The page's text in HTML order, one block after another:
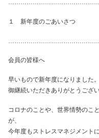
１ 新年度のごあいさつ
会員の皆様へ
早いもので新年度になりました。
御継続いただきありがとうござい
コロナのことや、世界情勢のこ
が、
今年度もストレスマネジメント